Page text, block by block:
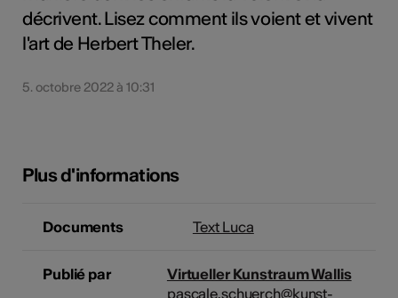
décrivent. Lisez comment ils voient et vivent
l'art de Herbert Theler.
5. octobre 2022 à 10:31
Plus d'informations
Documents Text Luca
Publié par
Virtueller Kunstraum Wallis
pascale.schuerch@kunst-